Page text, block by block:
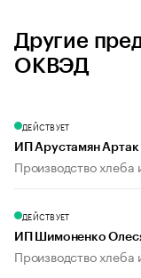
Другие
ОКВЭД
ДЕЙСТВУЕТ
ИП Арустамян
Производство хлеба
ДЕЙСТВУЕТ
ИП Шимоненко
Производство хлеба